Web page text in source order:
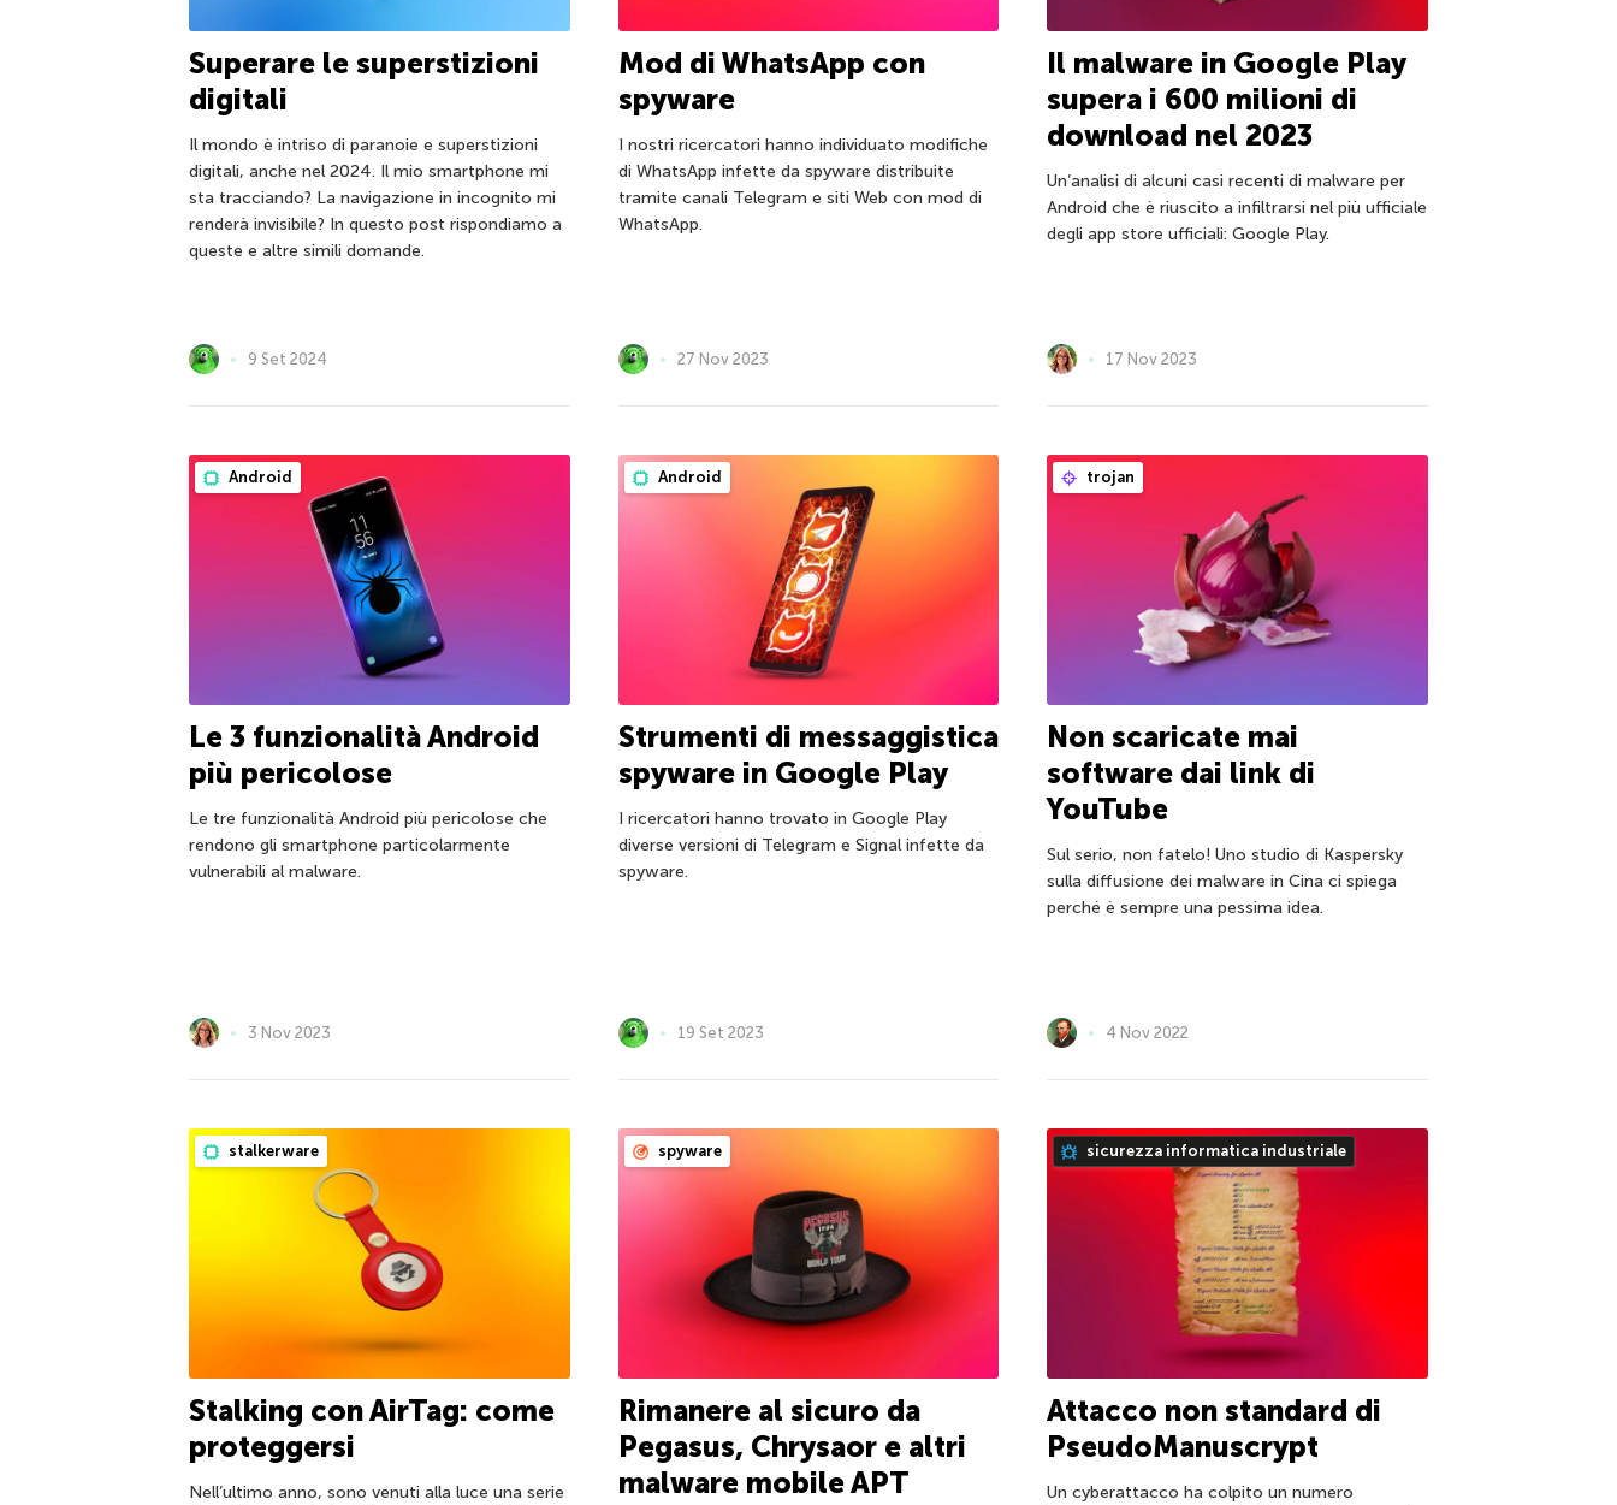
Superare le superstizioni
digitali
Il mondo è intriso di paranoie e superstizioni
digitali, anche nel 2024. Il mio smartphone mi
sta tracciando? La navigazione in incognito mi
renderà invisibile? In questo post rispondiamo a
queste e altre simili domande.
9 Set 2024
Mod di WhatsApp con
spyware
I nostri ricercatori hanno individuato modifiche
di WhatsApp infette da spyware distribuite
tramite canali Telegram e siti Web con mod di
WhatsApp.
27 Nov 2023
Il malware in Google Play
supera i 600 milioni di
download nel 2023
Un’analisi di alcuni casi recenti di malware per
Android che è riuscito a infiltrarsi nel più ufficiale
degli app store ufficiali: Google Play.
17 Nov 2023
Android
Le 3 funzionalità Android
più pericolose
Le tre funzionalità Android più pericolose che
rendono gli smartphone particolarmente
vulnerabili al malware.
3 Nov 2023
Android
Strumenti di messaggistica
spyware in Google Play
I ricercatori hanno trovato in Google Play
diverse versioni di Telegram e Signal infette da
spyware.
19 Set 2023
trojan
Non scaricate mai
software dai link di
YouTube
Sul serio, non fatelo! Uno studio di Kaspersky
sulla diffusione dei malware in Cina ci spiega
perché è sempre una pessima idea.
4 Nov 2022
stalkerware
Stalking con AirTag: come
proteggersi
Nell’ultimo anno, sono venuti alla luce una serie
spyware
Rimanere al sicuro da
Pegasus, Chrysaor e altri
malware mobile APT
sicurezza informatica industriale
Attacco non standard di
PseudoManuscrypt
Un cyberattacco ha colpito un numero